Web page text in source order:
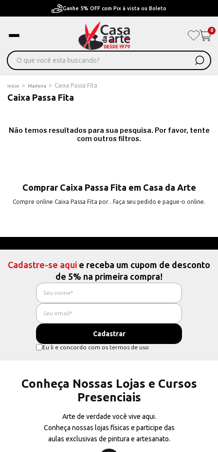
Ganhe 5% OFF com Pix à vista ou Boleto
0
Início > Madeira > Caixa Passa Fita
Caixa Passa Fita
Não temos resultados para sua pesquisa. Por favor, tente
com outros filtros.
Comprar Caixa Passa Fita em Casa da Arte
Compre online Caixa Passa Fita por . Faça seu pedido e pague-o online.
Cadastre-se aqui e receba um cupom de desconto
de 5% na primeira compra!
Eu li e concordo com os termos de uso
Conheça Nossas Lojas e Cursos
Presenciais
Arte de verdade você vive aqui.
Conheça nossas lojas físicas e participe das
aulas exclusivas de pintura e artesanato.